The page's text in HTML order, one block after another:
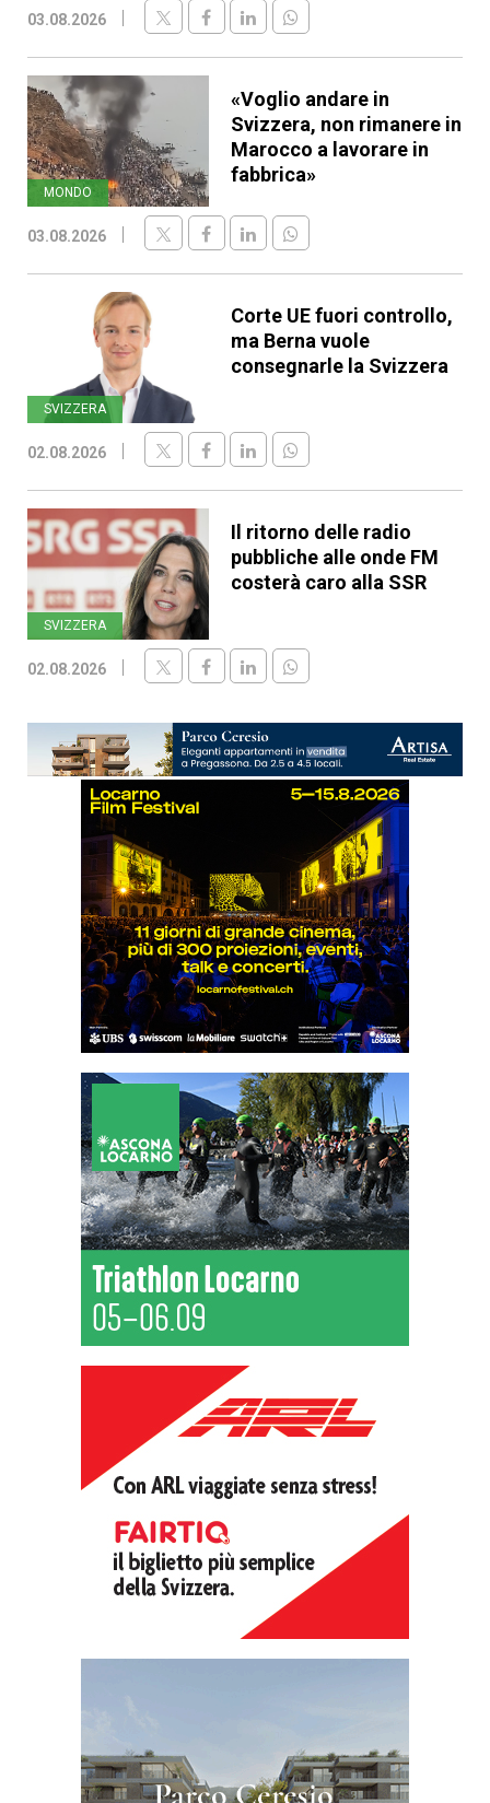
03.08.2026
MONDO
«Voglio andare in
Svizzera, non rimanere in
Marocco a lavorare in
fabbrica»
03.08.2026
SVIZZERA
Corte UE fuori controllo,
ma Berna vuole
consegnarle la Svizzera
02.08.2026
SVIZZERA
Il ritorno delle radio
pubbliche alle onde FM
costerà caro alla SSR
02.08.2026